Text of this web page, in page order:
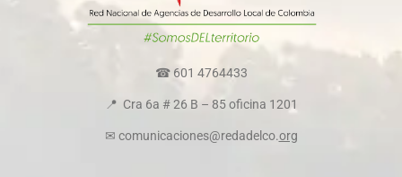
☎ 601 4764433
📍 Cra 6a # 26 B – 85 oficina 1201
✉ comunicaciones@redadelco.org